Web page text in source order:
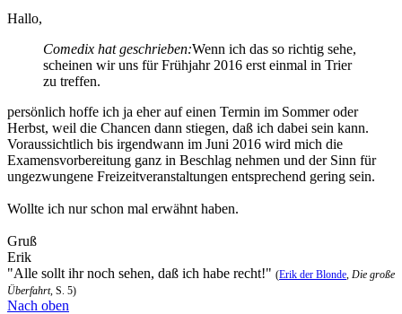
Hallo,
Comedix hat geschrieben:Wenn ich das so richtig sehe,
scheinen wir uns für Frühjahr 2016 erst einmal in Trier
zu treffen.
persönlich hoffe ich ja eher auf einen Termin im Sommer oder
Herbst, weil die Chancen dann stiegen, daß ich dabei sein kann.
Voraussichtlich bis irgendwann im Juni 2016 wird mich die
Examensvorbereitung ganz in Beschlag nehmen und der Sinn für
ungezwungene Freizeitveranstaltungen entsprechend gering sein.
Wollte ich nur schon mal erwähnt haben.
Gruß
Erik
"Alle sollt ihr noch sehen, daß ich habe recht!" (Erik der Blonde Die große
Überfahrt, S. 5)
Nach oben